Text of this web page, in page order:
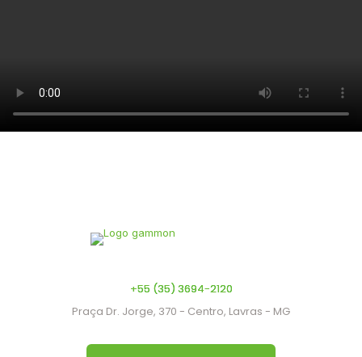
+55 (35) 3694-2120
Praça Dr. Jorge, 370 - Centro, Lavras - MG